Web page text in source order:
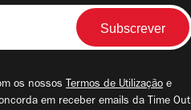
os nossos Termos de Utilização e
em receber emails da Time Out